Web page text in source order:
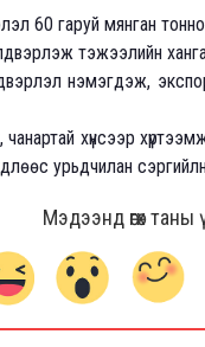
60 гаруй мянган
тэжээлийн
нэмэгдэж,
чанартай хүнсээр
урьдчилан
Мэдээнд өгөх таны